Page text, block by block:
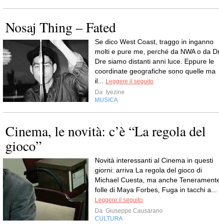
Nosaj Thing – Fated
Se dico West Coast, traggo in inganno
molti e pure me, perché da NWA o da
Dre siamo distanti anni luce. Eppure le
coordinate geografiche sono quelle ma
il...
Leggere il seguito
Da
Iyezine
MUSICA
Cinema, le novità: c’è “La regola del
gioco”
Novità interessanti al Cinema in questi
giorni: arriva La regola del gioco di
Michael Cuesta, ma anche
folle di Maya Forbes, Fuga in tacchi a...
Leggere il seguito
Da Giuseppe Causarano
CULTURA